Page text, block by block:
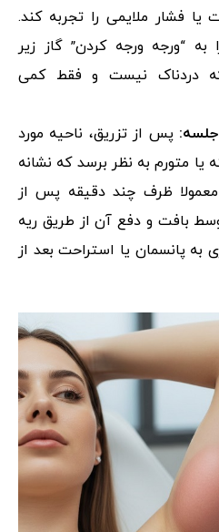
فشار ملایمی را تجربه کند.
“ورجه ورجه کردن” گاز زیر
دردناک نیست و فقط کمی
پس از تزریق، ناحیه مورد
متورم به نظر برسد که نشانه
ظرف چند دقیقه پس از
بافت و دفع آن از طریق ریه
به پانسمان یا استراحت بعد از